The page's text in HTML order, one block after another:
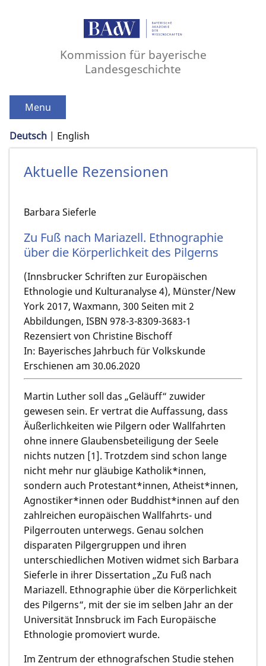
Kommission für bayerische
Landesgeschichte
Menu
Deutsch English
Aktuelle Rezensionen
Barbara Sieferle
Zu Fuß nach Mariazell. Ethnographie
über die Körperlichkeit des Pilgerns
(Innsbrucker Schriften zur Europäischen
Ethnologie und Kulturanalyse 4), Münster/New
York 2017, Waxmann, 300 Seiten mit 2
Abbildungen, ISBN 978-3-8309-3683-1
Rezensiert von Christine Bischoff
In: Bayerisches Jahrbuch für Volkskunde
Erschienen am 30.06.2020
Martin Luther soll das „Geläuff“ zuwider
gewesen sein. Er vertrat die Auffassung, dass
Äußerlichkeiten wie Pilgern oder Wallfahrten
ohne innere Glaubensbeteiligung der Seele
nichts nutzen [1]. Trotzdem sind schon lange
nicht mehr nur gläubige Katholik*innen,
sondern auch Protestant*innen, Atheist*innen,
Agnostiker*innen oder Buddhist*innen auf den
zahlreichen europäischen Wallfahrts- und
Pilgerrouten unterwegs. Genau solchen
disparaten Pilgergruppen und ihren
unterschiedlichen Motiven widmet sich Barbara
Sieferle in ihrer Dissertation „Zu Fuß nach
Mariazell. Ethnographie über die Körperlichkeit
des Pilgerns“, mit der sie im selben Jahr an der
Universität Innsbruck im Fach Europäische
Ethnologie promoviert wurde.
Im Zentrum der ethnografschen Studie stehen